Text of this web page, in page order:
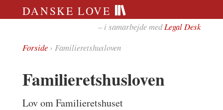
DANSKE LOVE
– i samarbejde medLegal Desk
Forside› Familieretshusloven
Familieretshusloven
Lov om Familieretshuset